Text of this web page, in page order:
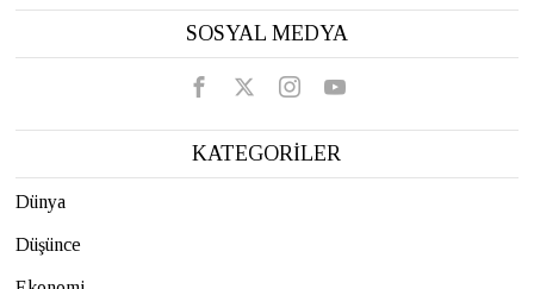
SOSYAL MEDYA
KATEGORİLER
Dünya
Düşünce